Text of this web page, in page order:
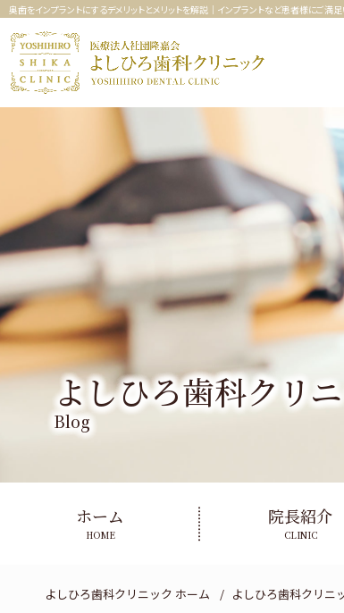
奥歯をインプラントにするデメリットとメリットを解説｜インプラントなど患者様にご満
よしひろ歯科クリ
Blog
ホーム
HOME
院長紹介
CLINIC
よしひろ歯科クリニック ホーム よしひろ歯科クリニ